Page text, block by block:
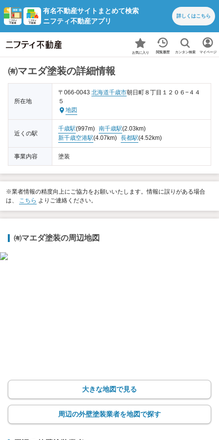
有名不動産サイトまとめて検索
ニフティ不動産アプリ
詳しくはこちら
お気に入り 閲覧履歴 カンタン検索 マイページ
㈲マエダ塗装の詳細情報
所在地
〒066-0043 北海道千歳市朝日町８丁目１２０６−４４
５
地図
近くの駅
千歳駅(997m) 南千歳駅(2.03km)
新千歳空港駅(4.07km) 長都駅(4.52km)
事業内容 塗装
※業者情報の精度向上にご協力をお願いいたします。情報に誤りがある場合
は、 こちら よりご連絡ください。
㈲マエダ塗装の周辺地図
大きな地図で見る
周辺の外壁塗装業者を地図で探す